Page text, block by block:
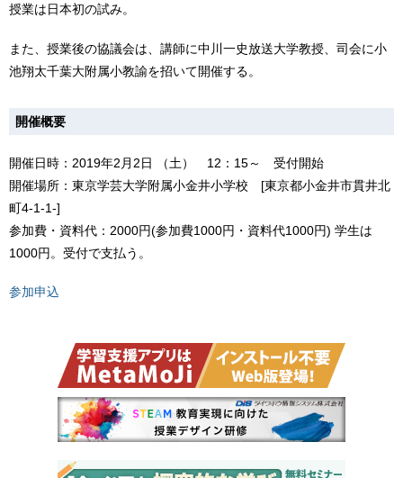
授業は日本初の試み。
また、授業後の協議会は、講師に中川一史放送大学教授、司会に小
池翔太千葉大附属小教諭を招いて開催する。
開催概要
開催日時：2019年2月2日 （土） 12：15～ 受付開始
開催場所：東京学芸大学附属小金井小学校 [東京都小金井市貫井北
町4-1-1-]
参加費・資料代：2000円(参加費1000円・資料代1000円) 学生は
1000円。受付で支払う。
参加申込